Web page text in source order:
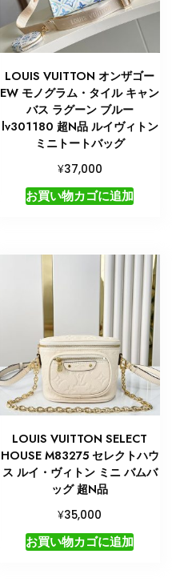
LOUIS VUITTON オンザゴー
EW モノグラム・タイル キャン
バス ラグーン ブルー
lv301180 超N品 ルイヴィトン
ミニトートバッグ
¥37,000
お買い物カゴに追加
LOUIS VUITTON SELECT
HOUSE M83275 セレクトハウ
ス ルイ・ヴィトン ミニ バムバ
ッグ 超N品
¥35,000
お買い物カゴに追加